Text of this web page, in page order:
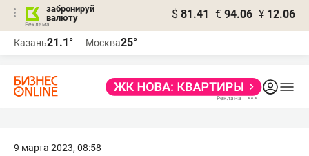
забронируй
валюту
$ 81.41 € 94.06 ¥ 12.06
Казань21.1° Москва25°
9 марта 2023, 08:58